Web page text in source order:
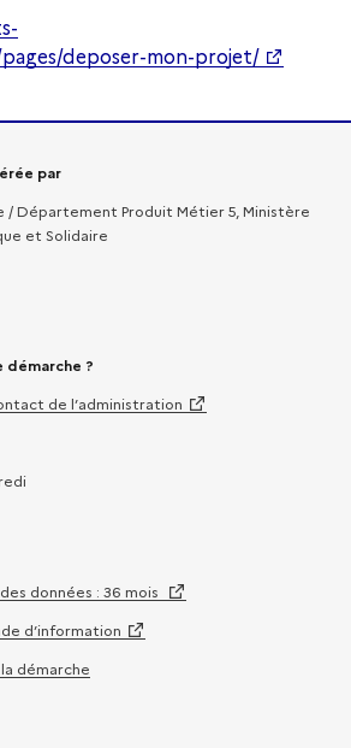
deposer-mon-projet/
sur la démarche
par
/ Département Produit Métier 5, Ministère
et Solidaire
?
de l’administration
données : 36 mois
d’information
démarche